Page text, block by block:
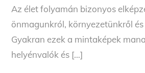
Az élet folyamán bizonyos
önmagunkról, környezetünkről
Gyakran ezek a mintaképek
helyénvalók és […]